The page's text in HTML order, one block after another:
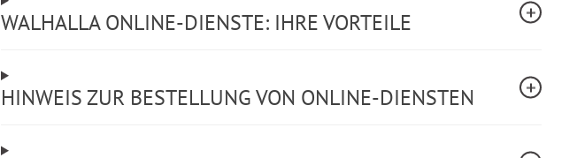
WALHALLA ONLINE-DIENSTE: IHRE VORTEILE
HINWEIS ZUR BESTELLUNG VON ONLINE-DIENSTEN